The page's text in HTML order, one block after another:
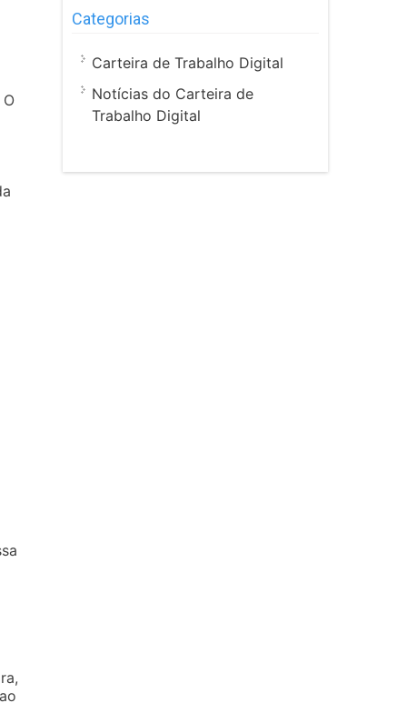
Categorias
Carteira de Trabalho Digital
Notícias do Carteira de
Trabalho Digital